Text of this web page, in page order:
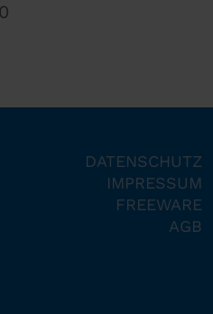
DATENSCHUTZ
IMPRESSUM
FREEWARE
AGB